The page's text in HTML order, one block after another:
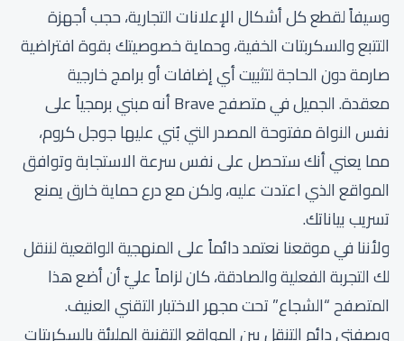
وسيفاً لقطع كل أشكال الإعلانات التجارية، حجب أجهزة
التتبع والسكربتات الخفية، وحماية خصوصيتك بقوة افتراضية
صارمة دون الحاجة لتثبيت أي إضافات أو برامج خارجية
معقدة. الجميل في متصفح Brave أنه مبني برمجياً على
نفس النواة مفتوحة المصدر التي بُني عليها جوجل كروم،
مما يعني أنك ستحصل على نفس سرعة الاستجابة وتوافق
المواقع الذي اعتدت عليه، ولكن مع درع حماية خارق يمنع
تسريب بياناتك.
ولأننا في موقعنا نعتمد دائماً على المنهجية الواقعية لننقل
لك التجربة الفعلية والصادقة، كان لزاماً عليّ أن أضع هذا
المتصفح “الشجاع” تحت مجهر الاختبار التقني العنيف.
وبصفتي دائم التنقل بين المواقع التقنية المليئة بالسكربتات